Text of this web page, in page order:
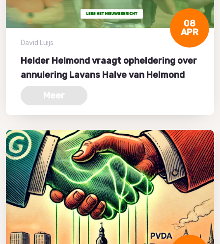
08
APR
David Luijs
Helder Helmond vraagt opheldering over
annulering Lavans Halve van Helmond
Meer